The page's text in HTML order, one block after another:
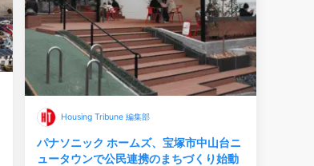
Housing Tribune 編集部
パナソニック ホームズ、宝塚市中山台ニ
ュータウンで公民連携のまちづくり始動